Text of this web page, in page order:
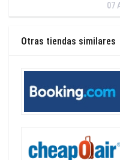
07
Otras tiendas similares